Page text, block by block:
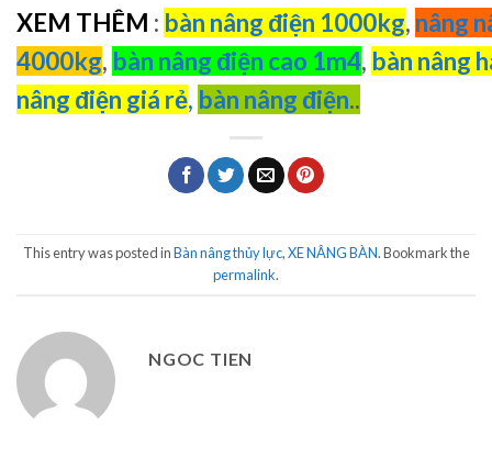
XEM THÊM : bàn nâng điện 1000kg, nâng
4000kg, bàn nâng điện cao 1m4, bàn nâng
nâng điện giá rẻ, bàn nâng điện..
This entry was posted inBàn nâng thủy lực,XE NÂNG BÀN. Bookmark the
permalink.
NGOC TIEN